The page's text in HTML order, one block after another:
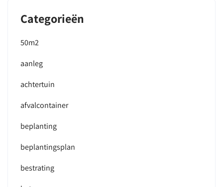
Categorieën
50m2
aanleg
achtertuin
afvalcontainer
beplanting
beplantingsplan
bestrating